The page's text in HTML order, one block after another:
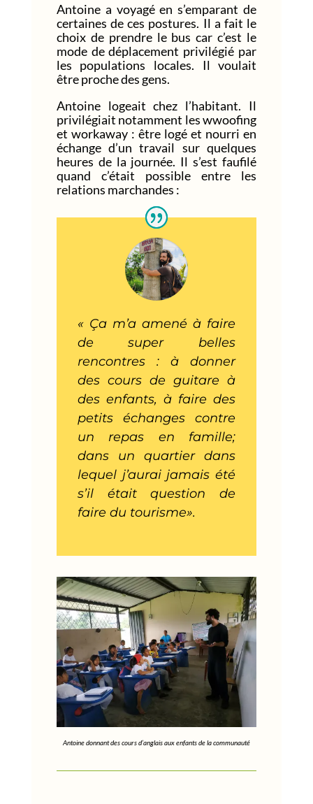
Antoine a voyagé en s’emparant de
certaines de ces postures. Il a fait le
choix de prendre le bus car c’est le
mode de déplacement privilégié par
les populations locales. Il voulait
être proche des gens.
Antoine logeait chez l’habitant. Il
privilégiait notamment les wwoofing
et workaway : être logé et nourri en
échange d’un travail sur quelques
heures de la journée. Il s’est faufilé
quand c’était possible entre les
relations marchandes :
« Ça m’a amené à faire
de super belles
rencontres : à donner
des cours de guitare à
des enfants, à faire des
petits échanges contre
un repas en famille;
dans un quartier dans
lequel j’aurai jamais été
s’il était question de
faire du tourisme».
Antoine donnant des cours d’anglais aux enfants de la communauté